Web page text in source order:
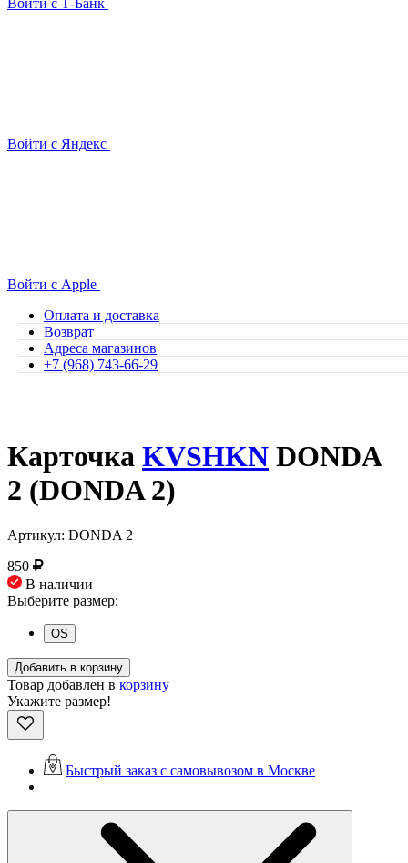
Войти с Т-Банк
Войти с Яндекс
Войти с Apple
Оплата и доставка
Возврат
Адреса магазинов
+7 (968) 743-66-29
Карточка KVSHKN DONDA
2 (DONDA 2)
Артикул: DONDA 2
850
В наличии
Выберите размер:
OS
Добавить в корзину
Товар добавлен в корзину
Укажите размер!
Быстрый заказ с самовывозом в Москве